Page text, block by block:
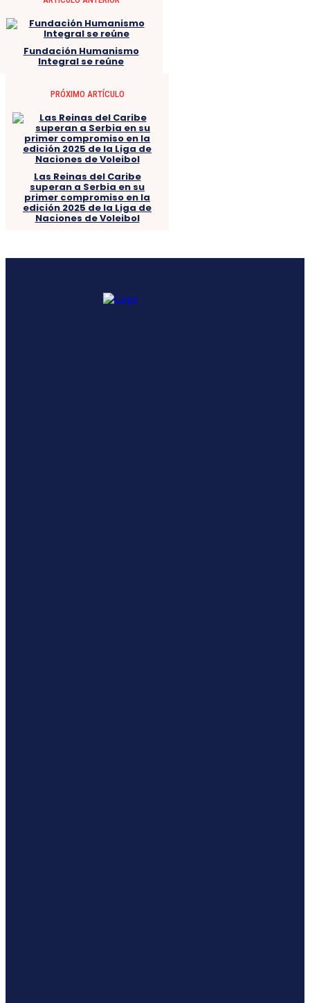
Fundación Humanismo
Integral se reúne
PRÓXIMO ARTÍCULO
Las Reinas del Caribe
superan a Serbia en su
primer compromiso en la
edición 2025 de la Liga de
Naciones de Voleibol